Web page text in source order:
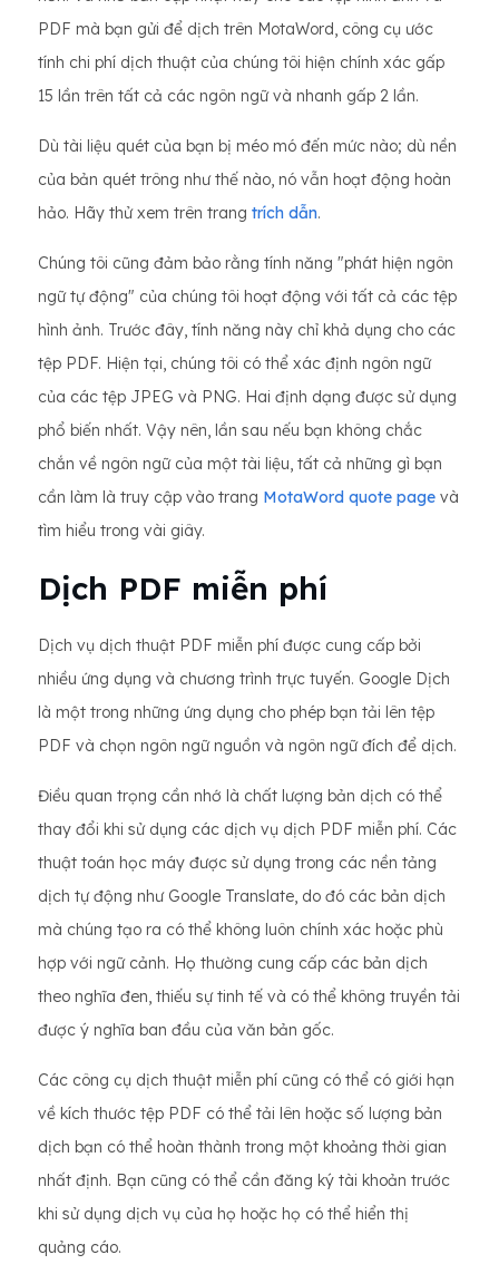
PDF mà bạn gửi để dịch trên MotaWord, công cụ ước
tính chi phí dịch thuật của chúng tôi hiện chính xác gấp
15 lần trên tất cả các ngôn ngữ và nhanh gấp 2 lần.
Dù tài liệu quét của bạn bị méo mó đến mức nào; dù nền
của bản quét trông như thế nào, nó vẫn hoạt động hoàn
hảo. Hãy thử xem trên trang trích dẫn.
Chúng tôi cũng đảm bảo rằng tính năng "phát hiện ngôn
ngữ tự động" của chúng tôi hoạt động với tất cả các tệp
hình ảnh. Trước đây, tính năng này chỉ khả dụng cho các
tệp PDF. Hiện tại, chúng tôi có thể xác định ngôn ngữ
của các tệp JPEG và PNG. Hai định dạng được sử dụng
phổ biến nhất. Vậy nên, lần sau nếu bạn không chắc
chắn về ngôn ngữ của một tài liệu, tất cả những gì bạn
cần làm là truy cập vào trang MotaWord quote page và
tìm hiểu trong vài giây.
Dịch PDF miễn phí
Dịch vụ dịch thuật PDF miễn phí được cung cấp bởi
nhiều ứng dụng và chương trình trực tuyến. Google Dịch
là một trong những ứng dụng cho phép bạn tải lên tệp
PDF và chọn ngôn ngữ nguồn và ngôn ngữ đích để dịch.
Điều quan trọng cần nhớ là chất lượng bản dịch có thể
thay đổi khi sử dụng các dịch vụ dịch PDF miễn phí. Các
thuật toán học máy được sử dụng trong các nền tảng
dịch tự động như Google Translate, do đó các bản dịch
mà chúng tạo ra có thể không luôn chính xác hoặc phù
hợp với ngữ cảnh. Họ thường cung cấp các bản dịch
theo nghĩa đen, thiếu sự tinh tế và có thể không truyền tải
được ý nghĩa ban đầu của văn bản gốc.
Các công cụ dịch thuật miễn phí cũng có thể có giới hạn
về kích thước tệp PDF có thể tải lên hoặc số lượng bản
dịch bạn có thể hoàn thành trong một khoảng thời gian
nhất định. Bạn cũng có thể cần đăng ký tài khoản trước
khi sử dụng dịch vụ của họ hoặc họ có thể hiển thị
quảng cáo.